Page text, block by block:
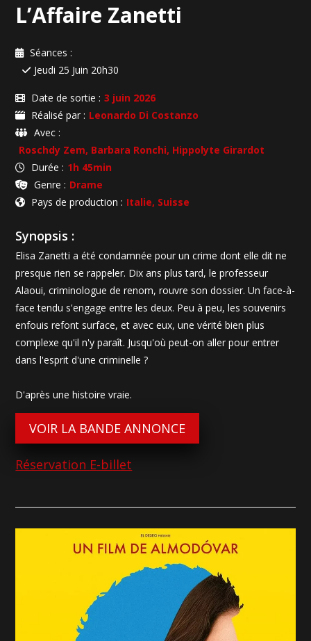
L’Affaire Zanetti
Séances :
Jeudi 25 Juin 20h30
Date de sortie : 3 juin 2026
Réalisé par : Leonardo Di Costanzo
Avec :
Roschdy Zem, Barbara Ronchi, Hippolyte Girardot
Durée : 1h 45min
Genre : Drame
Pays de production : Italie, Suisse
Synopsis :
Elisa Zanetti a été condamnée pour un crime dont elle dit ne
presque rien se rappeler. Dix ans plus tard, le professeur
Alaoui, criminologue de renom, rouvre son dossier. Un face-à-
face tendu s'engage entre les deux. Peu à peu, les souvenirs
enfouis refont surface, et avec eux, une vérité bien plus
complexe qu'il n'y paraît. Jusqu'où peut-on aller pour entrer
dans l'esprit d'une criminelle ?
D'après une histoire vraie.
VOIR LA BANDE ANNONCE
Réservation E-billet